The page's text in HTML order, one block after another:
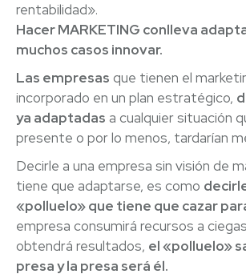
rentabilidad».
Hacer MARKETING conlleva
muchos casos innovar.
Las empresas que tienen el
incorporado en un plan estratégico,
ya adaptadas a cualquier situación
presente o por lo menos, tardarían
Decirle a una empresa sin visión de
tiene que adaptarse, es como
«polluelo» que tiene que cazar
empresa consumirá recursos a
obtendrá resultados, el «polluelo»
presa y la presa será él.